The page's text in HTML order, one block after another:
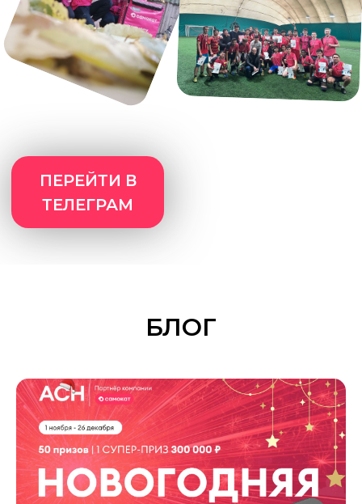
БЛОГ
Прием на доставку
дистанционно или в наших
офисах
Возможности роста до
менеджера
ПОТОМ